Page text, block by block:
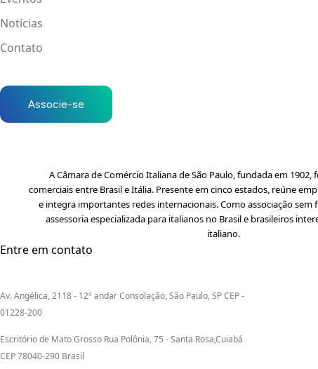
Notícias
Contato
Associe-se
A Câmara de Comércio Italiana de São Paulo, fundada em 1902,
comerciais entre Brasil e Itália. Presente em cinco estados, reúne
e integra importantes redes internacionais. Como associação sem
assessoria especializada para italianos no Brasil e brasileiros
italiano.
Entre em contato
Av. Angélica, 2118 - 12º andar Consolação, São Paulo, SP CEP -
01228-200
Escritório de Mato Grosso Rua Polônia, 75 - Santa Rosa,Cuiabá
CEP 78040-290 Brasil